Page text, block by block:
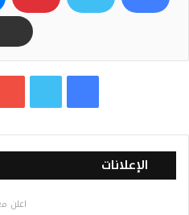
س
ب
ي
ت
الإعلانات
اعلن